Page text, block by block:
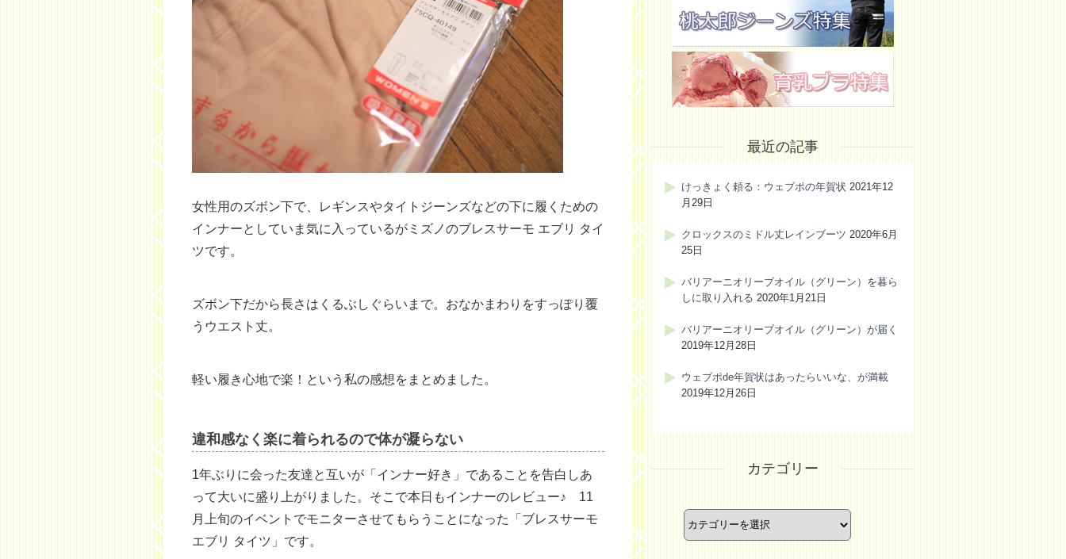
女性用のズボン下で、レギンスやタイトジーンズなどの下に履くための
インナーとしていま気に入っているがミズノのブレスサーモ エブリ タイ
ツです。
ズボン下だから長さはくるぶしぐらいまで。おなかまわりをすっぽり覆
うウエスト丈。
軽い履き心地で楽！という私の感想をまとめました。
違和感なく楽に着られるので体が凝らない
1年ぶりに会った友達と互いが「インナー好き」であることを告白しあ
って大いに盛り上がりました。そこで本日もインナーのレビュー♪ 11
月上旬のイベントでモニターさせてもらうことになった「ブレスサーモ
エブリ タイツ」です。
最近の記事
けっきょく頼る：ウェブポの年賀状 2021年12
月29日
クロックスのミドル丈レインブーツ 2020年6月
25日
バリアーニオリーブオイル（グリーン）を暮ら
しに取り入れる 2020年1月21日
バリアーニオリーブオイル（グリーン）が届く
2019年12月28日
ウェブポde年賀状はあったらいいな、が満載
2019年12月26日
カテゴリー